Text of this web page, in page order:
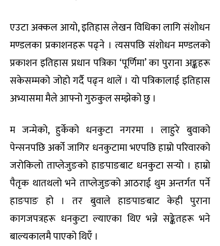
एउटा अक्कल आयो, इतिहास लेखन विधिका लागि संशोधन
मण्डलका प्रकाशनहरू पढ्ने । त्यसपछि संशोधन मण्डलको
प्रकाशन इतिहास प्रधान पत्रिका ‘पूर्णिमा’ का पुराना अङ्कहरू
सकेसम्मको जोहो गर्दै पढ्न थालें । यो पत्रिकालाई इतिहास
अभ्यासमा मैले आफ्नो गुरुकुल सम्झेको छु ।
म जन्मेको, हुर्केको धनकुटा नगरमा । लाहुरे बुवाको
पेन्सनपछि अर्को जागिर धनकुटामा भएपछि हाम्रो परिवारको
जरोकिलो ताप्लेजुङको हाङपाङबाट धनकुटा सर्‍यो । हाम्रो
पैतृक थातथलो भने ताप्लेजुङको आठराई थुम अन्तर्गत पर्ने
हाङपाङ हो । तर बुवाले हाङपाङबाट केही पुराना
कागजपत्रहरू धनकुटा ल्याएका थिए भन्ने सङ्केतहरू भने
बाल्यकालमै पाएको थिएँ ।